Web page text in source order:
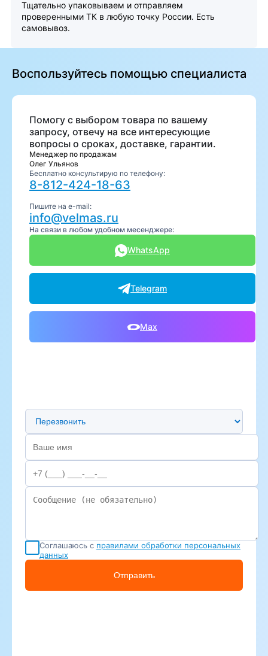
Тщательно упаковываем и отправляем
проверенными ТК в любую точку России. Есть
самовывоз.
Воспользуйтесь помощью специалиста
Помогу с выбором товара по вашему
запросу, отвечу на все интересующие
вопросы о сроках, доставке, гарантии.
Менеджер по продажам
Олег Ульянов
Бесплатно консультирую по телефону:
8-812-424-18-63
Пишите на e-mail:
info@velmas.ru
На связи в любом удобном месенджере:
WhatsApp
Telegram
Max
Предпочтительный способ связи
Соглашаюсь с правилами обработки персональных
данных
Отправить